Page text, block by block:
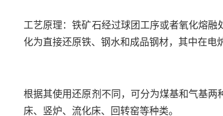
工艺原理：铁矿石经过球团工序或者氧化熔
化为直接还原铁、钢水和成品钢材，其中在电
根据其使用还原剂不同，可分为煤基和气基
床、竖炉、流化床、回转窑等种类。